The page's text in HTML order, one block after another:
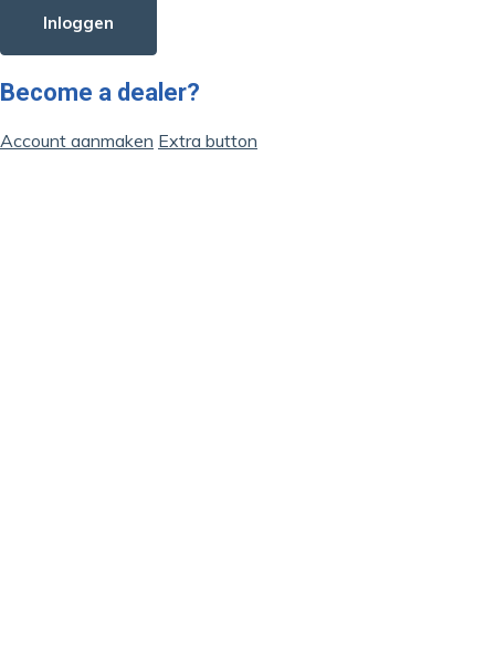
Inloggen
Become a dealer?
Account aanmaken Extra button